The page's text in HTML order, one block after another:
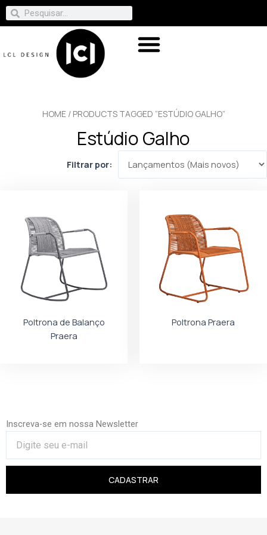
HOME/ PRODUCTS TAGGED “ESTÚDIO GALHO”
Estúdio Galho
Filtrar por:
Poltrona de Balanço
Praera
Poltrona Praera
Inscreva-se em nossa Newsletter
CADASTRAR